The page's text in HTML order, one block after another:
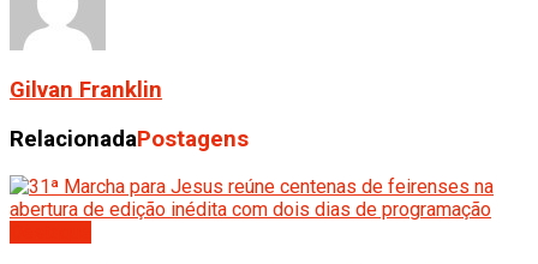
Gilvan Franklin
RelacionadaPostagens